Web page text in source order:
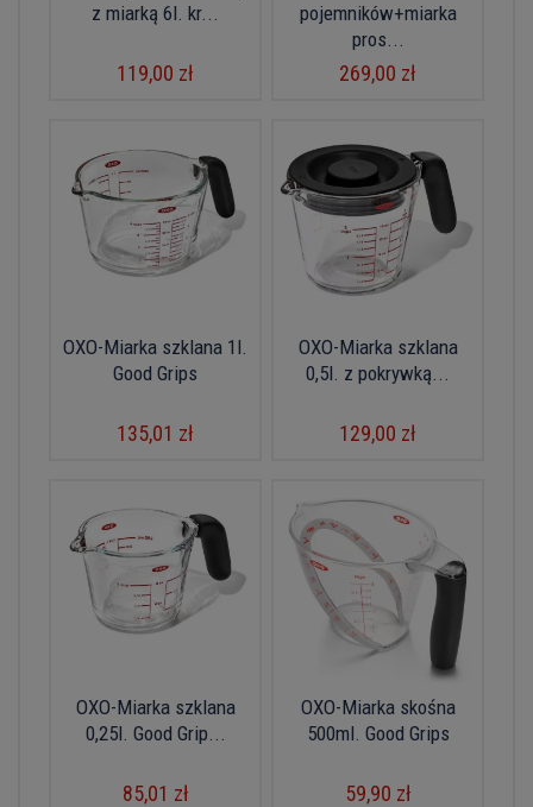
z miarką 6l. kr...
119,00 zł
pojemników+miarka
pros...
269,00 zł
OXO-Miarka szklana 1l.
Good Grips
135,01 zł
OXO-Miarka szklana
0,5l. z pokrywką...
129,00 zł
OXO-Miarka szklana
0,25l. Good Grip...
85,01 zł
OXO-Miarka skośna
500ml. Good Grips
59,90 zł